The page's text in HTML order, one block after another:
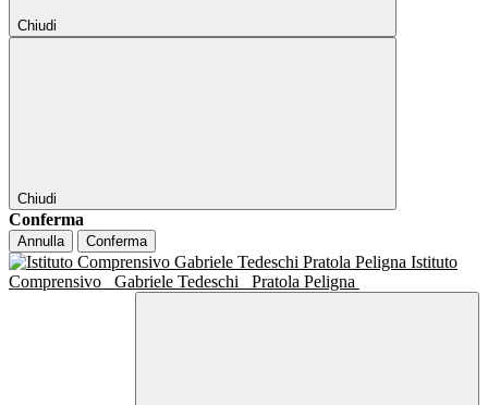
Chiudi
Chiudi
Conferma
Annulla Conferma
Istituto
Comprensivo
Gabriele Tedeschi Pratola Peligna